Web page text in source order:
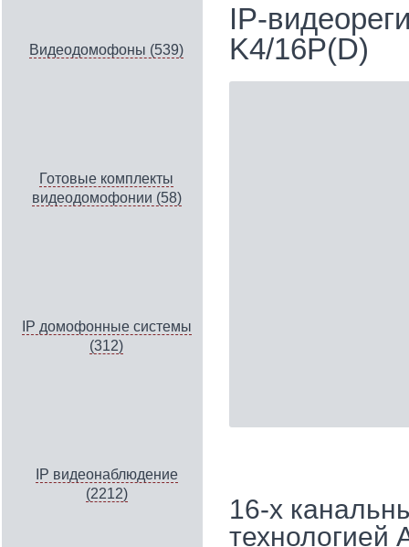
Видеодомофоны (539)
Готовые комплекты
видеодомофонии (58)
IP домофонные системы
(312)
IP видеонаблюдение
(2212)
K4/16P(D)
16-х
технологией